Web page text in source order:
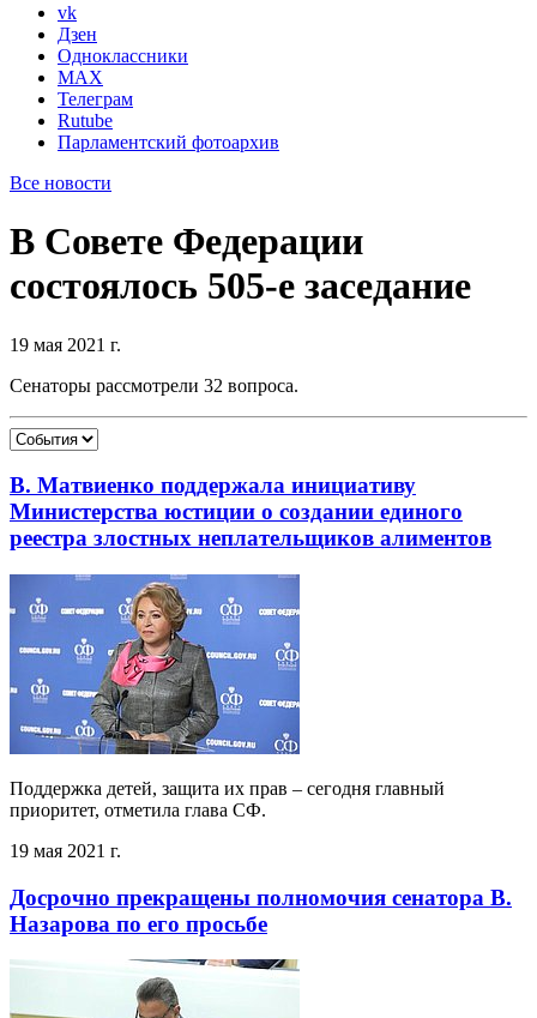
vk
Дзен
Одноклассники
MAX
Телеграм
Rutube
Парламентский фотоархив
Все новости
В Совете Федерации
состоялось 505-е заседание
19 мая 2021 г.
Сенаторы рассмотрели 32 вопроса.
В. Матвиенко поддержала инициативу
Министерства юстиции о создании единого
реестра злостных неплательщиков алиментов
Поддержка детей, защита их прав – сегодня главный
приоритет, отметила глава СФ.
19 мая 2021 г.
Досрочно прекращены полномочия сенатора В.
Назарова по его просьбе